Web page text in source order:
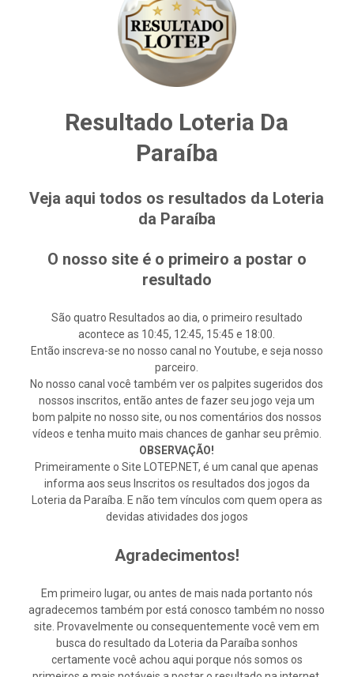
Resultado Loteria Da
Paraíba
Veja aqui todos os resultados da Loteria
da Paraíba
O nosso site é o primeiro a postar o
resultado
São quatro Resultados ao dia, o primeiro resultado
acontece as 10:45, 12:45, 15:45 e 18:00.
Então inscreva-se no nosso canal no Youtube, e seja nosso
parceiro.
No nosso canal você também ver os palpites sugeridos dos
nossos inscritos, então antes de fazer seu jogo veja um
bom palpite no nosso site, ou nos comentários dos nossos
vídeos e tenha muito mais chances de ganhar seu prêmio.
OBSERVAÇÃO!
Primeiramente o Site LOTEP.NET, é um canal que apenas
informa aos seus Inscritos os resultados dos jogos da
Loteria da Paraíba. E não tem vínculos com quem opera as
devidas atividades dos jogos
Agradecimentos!
Em primeiro lugar, ou antes de mais nada portanto nós
agradecemos também por está conosco também no nosso
site. Provavelmente ou consequentemente você vem em
busca do resultado da Loteria da Paraíba sonhos
certamente você achou aqui porque nós somos os